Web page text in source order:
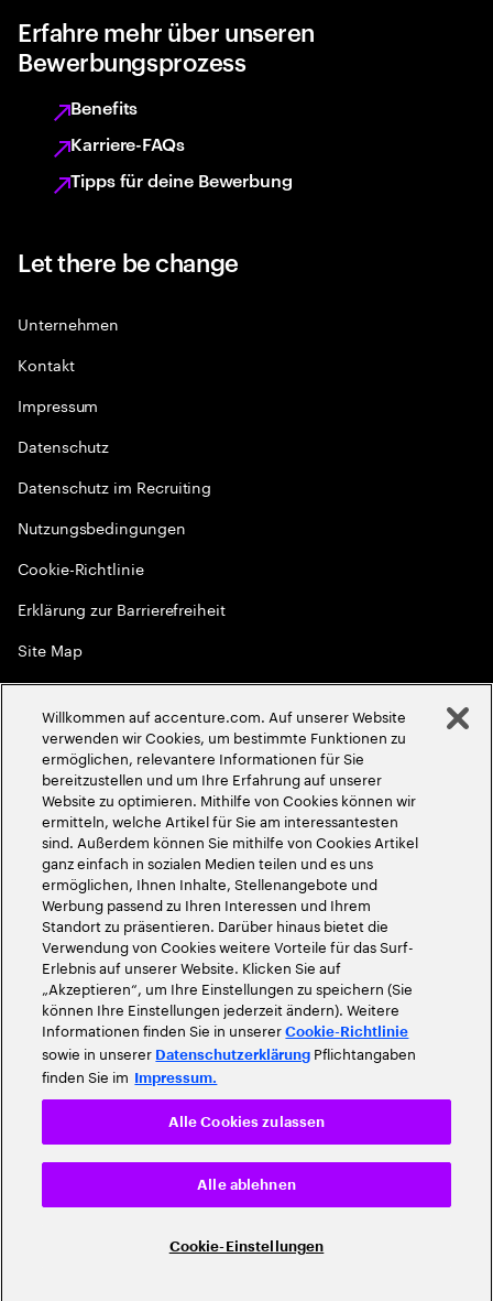
Erfahre mehr über unseren
Bewerbungsprozess
Benefits
Karriere-FAQs
Tipps für deine Bewerbung
Let there be change
Unternehmen
Kontakt
Impressum
Datenschutz
Datenschutz im Recruiting
Nutzungsbedingungen
Cookie-Richtlinie
Erklärung zur Barrierefreiheit
Site Map
Globale Meritokratie
2026Accenture. Alle Rechte vorbehalten
Willkommen auf accenture.com. Auf unserer Website
verwenden wir Cookies, um bestimmte Funktionen zu
ermöglichen, relevantere Informationen für Sie
bereitzustellen und um Ihre Erfahrung auf unserer
Website zu optimieren. Mithilfe von Cookies können wir
ermitteln, welche Artikel für Sie am interessantesten
sind. Außerdem können Sie mithilfe von Cookies Artikel
ganz einfach in sozialen Medien teilen und es uns
ermöglichen, Ihnen Inhalte, Stellenangebote und
Werbung passend zu Ihren Interessen und Ihrem
Standort zu präsentieren. Darüber hinaus bietet die
Verwendung von Cookies weitere Vorteile für das Surf-
Erlebnis auf unserer Website. Klicken Sie auf
„Akzeptieren“, um Ihre Einstellungen zu speichern (Sie
können Ihre Einstellungen jederzeit ändern). Weitere
Informationen finden Sie in unsererCookie-Richtlinie
sowie in unserer Datenschutzerklärung Pflichtangaben
finden Sie im Impressum.
Cookie-Einstellungen
Alle ablehnen
Alle Cookies zulassen